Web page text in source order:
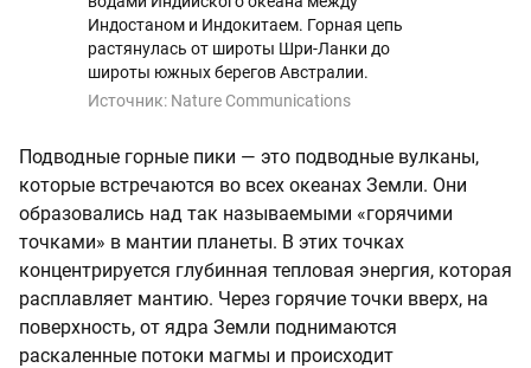
Индостаном и Индокитаем. Горная цепь
растянулась от широты Шри-Ланки до
широты южных берегов Австралии.
Источник: Nature Communications
Подводные горные пики — это подводные вулканы,
которые встречаются во всех океанах Земли. Они
образовались над так называемыми «горячими
точками» в мантии планеты. В этих точках
концентрируется глубинная тепловая энергия, которая
расплавляет мантию. Через горячие точки вверх, на
поверхность, от ядра Земли поднимаются
раскаленные потоки магмы и происходит